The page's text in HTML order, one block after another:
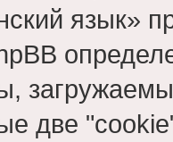
язык»
две